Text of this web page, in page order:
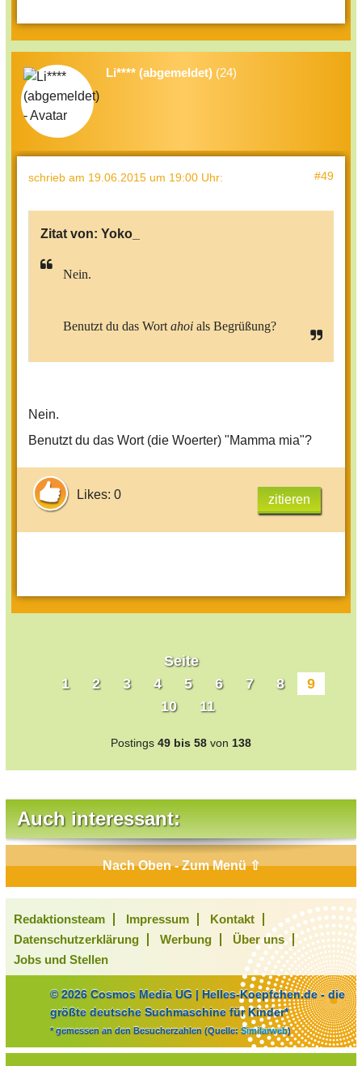
Li**** (abgemeldet) (24)
schrieb am 19.06.2015 um 19:00 Uhr: #49
Zitat von: Yoko_
Nein.
Benutzt du das Wort ahoi als Begrüßung?
Nein.
Benutzt du das Wort (die Woerter) "Mamma mia"?
Likes: 0 zitieren
Seite
1
2 3 4 5 6 7 8
9
10
11
Postings 49 bis 58 von 138
Auch interessant:
Nach Oben - Zum Menü ⇧
Redaktionsteam Impressum
Kontakt
Datenschutzerklärung
Werbung
Über uns
Jobs und Stellen
© 2026 Cosmos Media UG | Helles-Koepfchen.de - die
größte deutsche Suchmaschine für Kinder*
* gemessen an den Besucherzahlen (Quelle: Similarweb)